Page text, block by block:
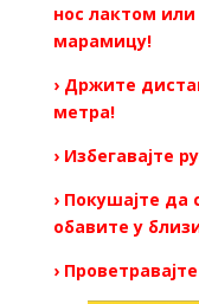
нос лактом
марамицу!
› Држите
метра!
› Избегавајте
› Покушајте
обавите у
›